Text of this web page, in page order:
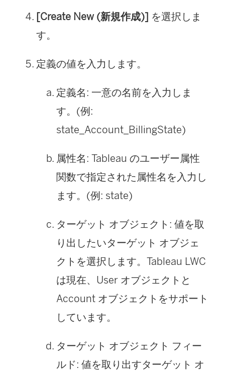
[Create New (新規作成)] を選択しま
す。
定義の値を入力します。
定義名: 一意の名前を入力しま
す。(例:
state_Account_BillingState)
属性名: Tableau のユーザー属性
関数で指定された属性名を入力し
ます。(例: state)
ターゲット オブジェクト: 値を取
り出したいターゲット オブジェ
クトを選択します。Tableau LWC
は現在、User オブジェクトと
Account オブジェクトをサポート
しています。
ターゲット オブジェクト フィー
ルド: 値を取り出すターゲット オ